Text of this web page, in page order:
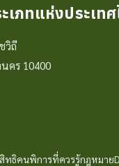
ภทแห่งประเทศ
วิถี
คร 10400
สิทธิคนพิการที่ควรรู้กฎหมาย